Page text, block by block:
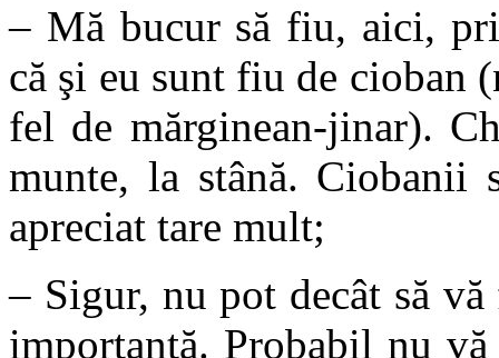
– Mă bucur să fiu, aici,
că şi eu sunt fiu de cioban
fel de mărginean-jinar).
munte, la stână. Ciobanii
apreciat tare mult;
– Sigur, nu pot decât să
importantă. Probabil nu